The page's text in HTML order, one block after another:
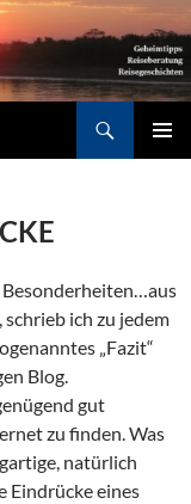
Besonderheiten…aus
ich zu jedem
„Fazit“
Blog.
gut
zu finden. Was
natürlich
Eindrücke eines